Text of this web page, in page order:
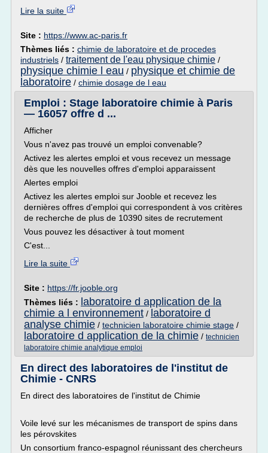
Lire la suite
Site : https://www.ac-paris.fr
Thèmes liés : chimie de laboratoire et de procedes
industriels / traitement de l'eau physique chimie /
physique chimie l eau / physique et chimie de
laboratoire / chimie dosage de l eau
Emploi : Stage laboratoire chimie à Paris
— 16057 offre d ...
Afficher
Vous n'avez pas trouvé un emploi convenable?
Activez les alertes emploi et vous recevez un message
dès que les nouvelles offres d'emploi apparaissent
Alertes emploi
Activez les alertes emploi sur Jooble et recevez les
dernières offres d'emploi qui correspondent à vos critères
de recherche de plus de 10390 sites de recrutement
Vous pouvez les désactiver à tout moment
C'est...
Lire la suite
Site : https://fr.jooble.org
Thèmes liés : laboratoire d application de la
chimie a l environnement / laboratoire d
analyse chimie / technicien laboratoire chimie stage /
laboratoire d application de la chimie / technicien
laboratoire chimie analytique emploi
En direct des laboratoires de l'institut de
Chimie - CNRS
En direct des laboratoires de l'institut de Chimie
Voile levé sur les mécanismes de transport de spins dans
les pérovskites
Un consortium franco-espagnol réunissant des chercheurs